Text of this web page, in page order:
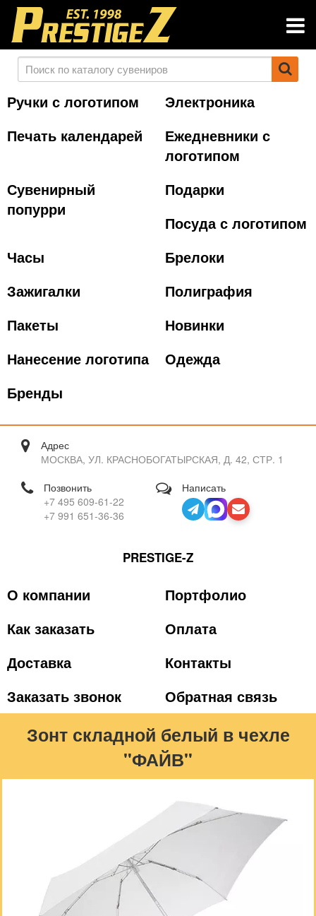
Ручки с логотипом
Электроника
Печать календарей
Ежедневники с
логотипом
Сувенирный
попурри
Подарки
Посуда с логотипом
Часы
Брелоки
Зажигалки
Полиграфия
Пакеты
Новинки
Нанесение логотипа
Одежда
Бренды
Адрес
МОСКВА, УЛ. КРАСНОБОГАТЫРСКАЯ, Д. 42, СТР. 1
Позвонить
+7 495 609-61-22
+7 991 651-36-36
Написать
PRESTIGE-Z
О компании
Портфолио
Как заказать
Оплата
Доставка
Контакты
Заказать звонок
Обратная связь
Зонт складной белый в чехле
"ФАЙВ"